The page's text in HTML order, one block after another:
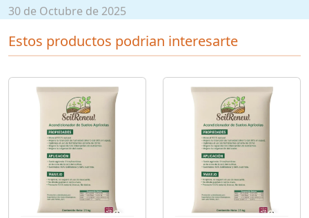
30 de Octubre de 2025
Estos productos podrian interesarte